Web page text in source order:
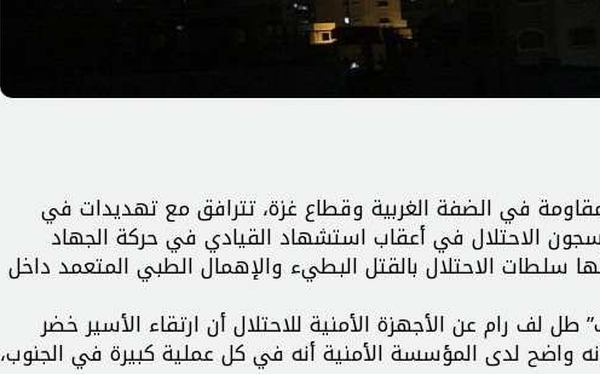
في الضفة الغربية وقطاع غزة، تترافق مع تهديدات في
الاحتلال في أعقاب استشهاد القيادي في حركة الجهاد
سلطات الاحتلال بالقتل البطيء والإهمال الطبي المتعمد داخل
لف رام عن الأجهزة الأمنية للاحتلال أن ارتقاء الأسير خضر
واضح لدى المؤسسة الأمنية أنه في كل عملية كبيرة في الجنوب،